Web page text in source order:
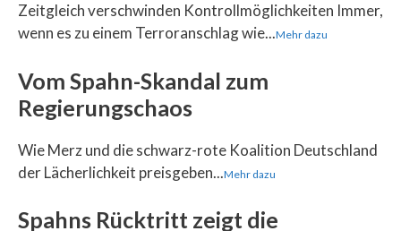
Zeitgleich verschwinden Kontrollmöglichkeiten Immer,
wenn es zu einem Terroranschlag wie...Mehr dazu
Vom Spahn-Skandal zum
Regierungschaos
Wie Merz und die schwarz-rote Koalition Deutschland
der Lächerlichkeit preisgeben...Mehr dazu
Spahns Rücktritt zeigt die